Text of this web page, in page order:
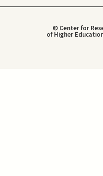
© Center for
of Higher